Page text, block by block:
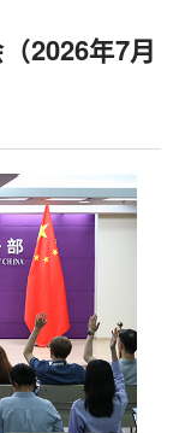
2026年7月